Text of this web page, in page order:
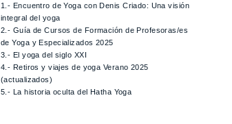
1.- Encuentro de Yoga con Denis Criado: Una visión
integral del yoga
2.- Guía de Cursos de Formación de Profesoras/es
de Yoga y Especializados 2025
3.- El yoga del siglo XXI
4.- Retiros y viajes de yoga Verano 2025
(actualizados)
5.- La historia oculta del Hatha Yoga